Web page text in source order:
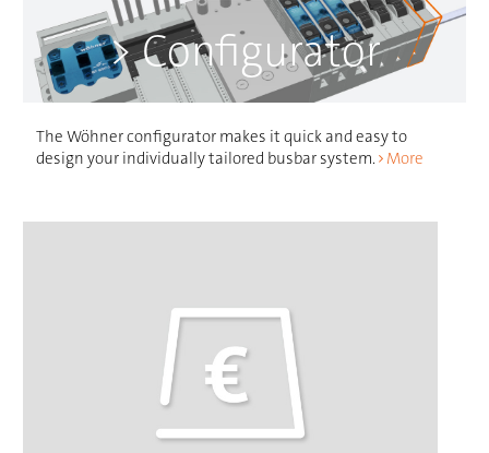
> Configurator
The Wöhner configurator makes it quick and easy to
design your individually tailored busbar system. More